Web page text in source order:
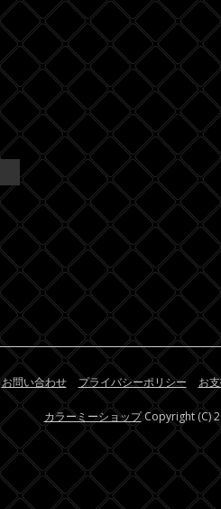
お問い合わせ プライバシーポリシー お
カラーミーショップCopyright (C)